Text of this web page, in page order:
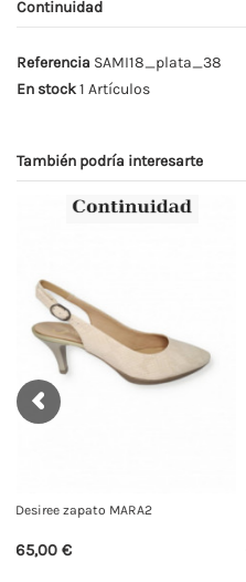
Continuidad
Referencia SAMI18_plata_38
En stock1 Artículos
También podría interesarte
Desiree zapato SYRA2
68,00 €